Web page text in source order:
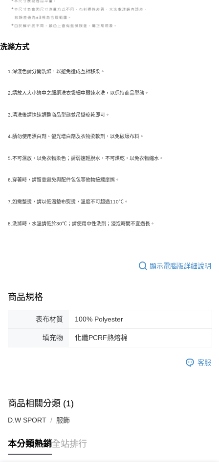
洗滌方式
1.深淺色請分開洗滌，以避免造成互相移染。
2.請放入大小適中之細網洗衣袋細中弱速水洗，以保持商品型態。
3.清洗後請快速調整商品型態並吊掛晾乾即可。
4.請勿使用漂白劑、螢光增白劑及衣物柔軟劑，以免破壞布料。
5.不可濕放，以免衣物染色；請弱速輕脫水，不可烘乾，以免衣物縮水。
6.穿著時，請留意避免與配件包包等他物接觸摩擦。
7.如需整燙，請以低溫墊布熨燙，溫度不可超過110℃。
8. 洗滌時，水溫請低於30℃；請使用中性洗劑；浸泡時間不宜過長。
顯示電腦版詳細說明
商品規格
表布材質 100% Polyester
填充物 化纖PCRF熱熔棉
客服
商品相關分類 (1)
D.W SPORT 服飾
本分類熱銷全站排行